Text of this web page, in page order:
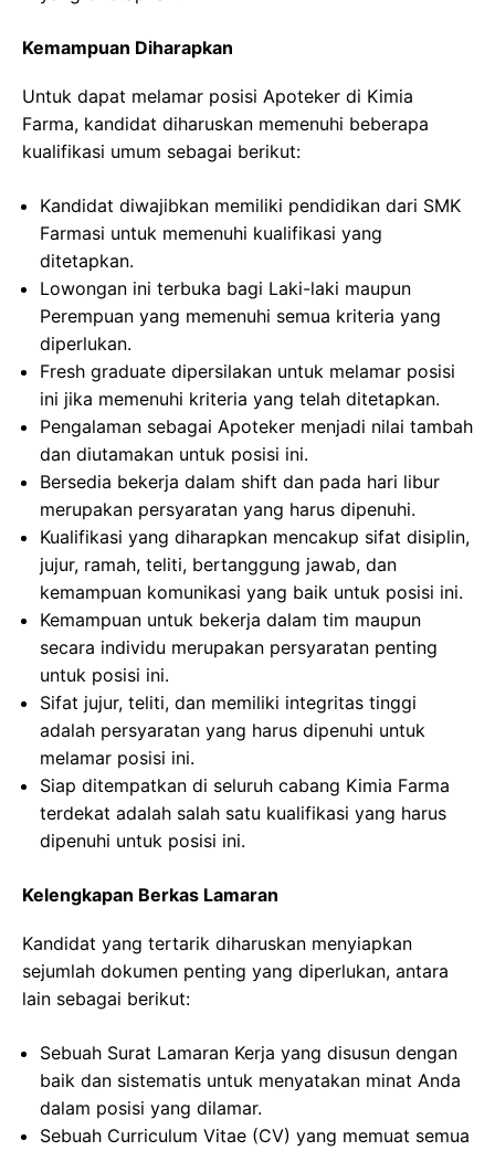
Kemampuan Diharapkan
Untuk dapat melamar posisi Apoteker di Kimia
Farma, kandidat diharuskan memenuhi beberapa
kualifikasi umum sebagai berikut:
Kandidat diwajibkan memiliki pendidikan dari SMK
Farmasi untuk memenuhi kualifikasi yang
ditetapkan.
Lowongan ini terbuka bagi Laki-laki maupun
Perempuan yang memenuhi semua kriteria yang
diperlukan.
Fresh graduate dipersilakan untuk melamar posisi
ini jika memenuhi kriteria yang telah ditetapkan.
Pengalaman sebagai Apoteker menjadi nilai tambah
dan diutamakan untuk posisi ini.
Bersedia bekerja dalam shift dan pada hari libur
merupakan persyaratan yang harus dipenuhi.
Kualifikasi yang diharapkan mencakup sifat disiplin,
jujur, ramah, teliti, bertanggung jawab, dan
kemampuan komunikasi yang baik untuk posisi ini.
Kemampuan untuk bekerja dalam tim maupun
secara individu merupakan persyaratan penting
untuk posisi ini.
Sifat jujur, teliti, dan memiliki integritas tinggi
adalah persyaratan yang harus dipenuhi untuk
melamar posisi ini.
Siap ditempatkan di seluruh cabang Kimia Farma
terdekat adalah salah satu kualifikasi yang harus
dipenuhi untuk posisi ini.
Kelengkapan Berkas Lamaran
Kandidat yang tertarik diharuskan menyiapkan
sejumlah dokumen penting yang diperlukan, antara
lain sebagai berikut:
Sebuah Surat Lamaran Kerja yang disusun dengan
baik dan sistematis untuk menyatakan minat Anda
dalam posisi yang dilamar.
Sebuah Curriculum Vitae (CV) yang memuat semua